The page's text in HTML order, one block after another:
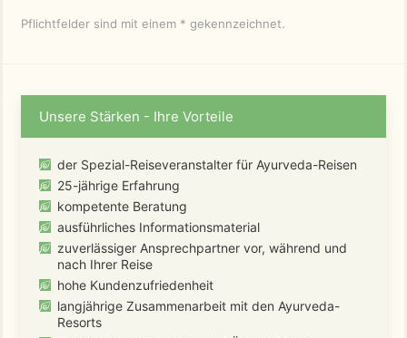
Pflichtfelder sind mit einem * gekennzeichnet.
Unsere Stärken - Ihre Vorteile
der Spezial-Reiseveranstalter für Ayurveda-Reisen
25-jährige Erfahrung
kompetente Beratung
ausführliches Informationsmaterial
zuverlässiger Ansprechpartner vor, während und
nach Ihrer Reise
hohe Kundenzufriedenheit
langjährige Zusammenarbeit mit den Ayurveda-
Resorts